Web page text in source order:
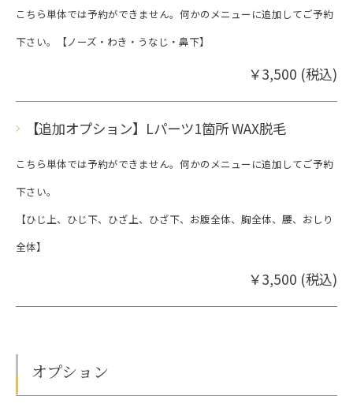
こちら単体では予約ができません。何かのメニューに追加してご予約
下さい。【ノーズ・わき・うなじ・鼻下】
￥3,500 (税込)
【追加オプション】Lパーツ1箇所 WAX脱毛
こちら単体では予約ができません。何かのメニューに追加してご予約
下さい。
【ひじ上、ひじ下、ひざ上、ひざ下、お腹全体、胸全体、腰、おしり
全体】
￥3,500 (税込)
オプション